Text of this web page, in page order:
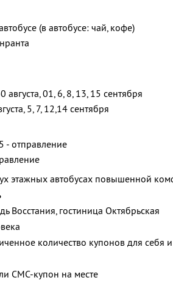
(в автобусе: чай, кофе)
01, 6, 8, 13, 15 сентября
5, 7, 12,14 сентября
- отправление
этажных автобусах повышенной
Восстания, гостиница Октябрьская
количество купонов для себя
СМС-купон на месте